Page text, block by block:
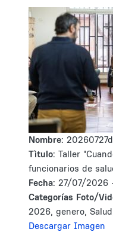
Nombre:
Tìtulo: Taller
funcionarios de
Fecha: 27/07/2026
Categorías Foto/
2026, genero,
Descargar Imagen